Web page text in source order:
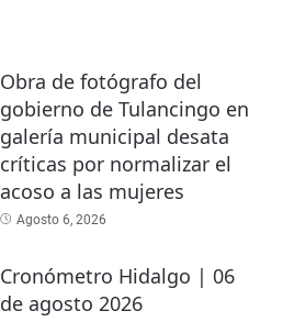
Obra de fotógrafo del
gobierno de Tulancingo en
galería municipal desata
críticas por normalizar el
acoso a las mujeres
Agosto 6, 2026
Cronómetro Hidalgo | 06
de agosto 2026